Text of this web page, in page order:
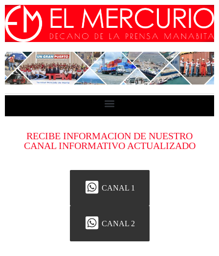
RECIBE INFORMACION DE NUESTRO
CANAL INFORMATIVO ACTUALIZADO
CANAL 1
CANAL 2